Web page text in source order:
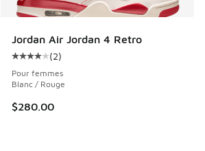
Jordan Air Jordan 4 Retro
Cote moyenne du client - [4 sur 5
(2)
Pour femmes
Blanc / Rouge
$280.00